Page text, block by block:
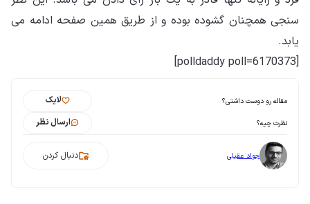
سنجی همچنان گشوده بوده و از طریق همین صفحه ادامه می
یابد.
[polldaddy poll=6170373]
مقاله رو دوست داشتی؟ لایک
نظرت چیه؟ ارسال نظر
جواد عقیلی دنبال کردن